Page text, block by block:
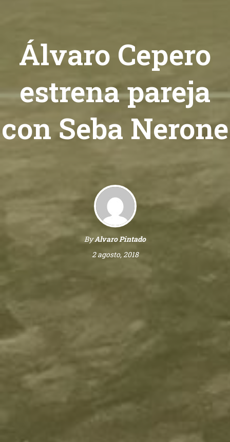
Álvaro Cepero
estrena pareja
con Seba Nerone
ByAlvaro Pintado
2 agosto, 2018